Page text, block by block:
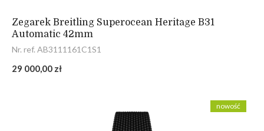
Zegarek Breitling Superocean Heritage B31
Automatic 42mm
Nr. ref. AB3111161C1S1
29 000,00 zł
nowość